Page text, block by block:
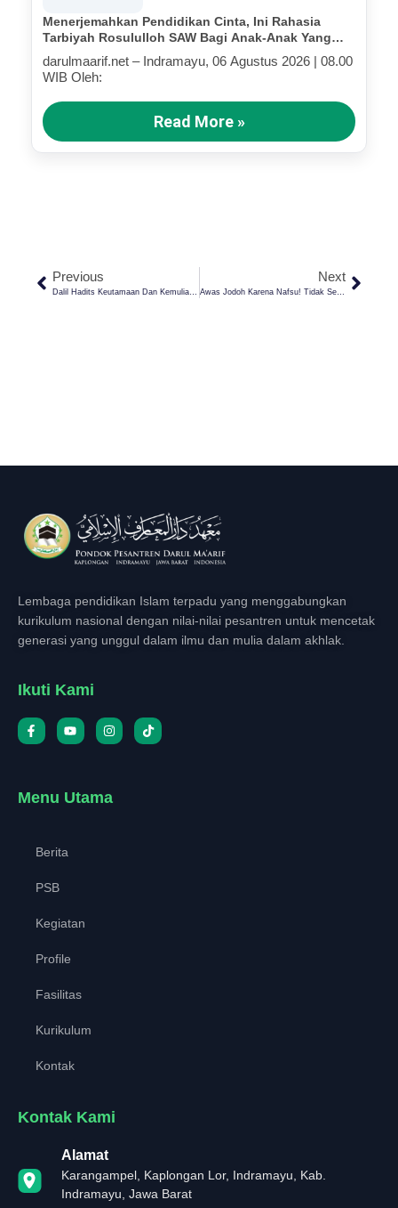
Menerjemahkan Pendidikan Cinta, Ini Rahasia
Tarbiyah Rosululloh SAW Bagi Anak-Anak Yang
Terluka (Bagian IV)
darulmaarif.net – Indramayu, 06 Agustus 2026 | 08.00
WIB Oleh:
Read More »
Previous
Dalil Hadits Keutamaan Dan Kemuliaan Malam Nisfu Sya’ban
Next
Awas Jodoh Karena Nafsu! Tidak Semua Pernikahan Lahir Karena Cinta
Lembaga pendidikan Islam terpadu yang menggabungkan
kurikulum nasional dengan nilai-nilai pesantren untuk mencetak
generasi yang unggul dalam ilmu dan mulia dalam akhlak.
Ikuti Kami
Menu Utama
Berita
PSB
Kegiatan
Profile
Fasilitas
Kurikulum
Kontak
Kontak Kami
Alamat
Karangampel, Kaplongan Lor, Indramayu, Kab.
Indramayu, Jawa Barat